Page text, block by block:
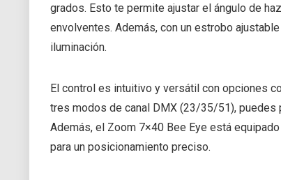
grados. Esto te permite ajustar el ángulo de
envolventes. Además, con un estrobo
iluminación.
El control es intuitivo y versátil con opciones
tres modos de canal DMX (23/35/51),
Además, el Zoom 7×40 Bee Eye está
para un posicionamiento preciso.